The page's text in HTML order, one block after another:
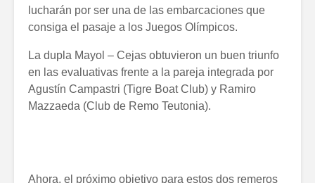
lucharán por ser una de las embarcaciones que
consiga el pasaje a los Juegos Olímpicos.
La dupla Mayol – Cejas obtuvieron un buen triunfo
en las evaluativas frente a la pareja integrada por
Agustín Campastri (Tigre Boat Club) y Ramiro
Mazzaeda (Club de Remo Teutonia).
Ahora, el próximo objetivo para estos dos remeros